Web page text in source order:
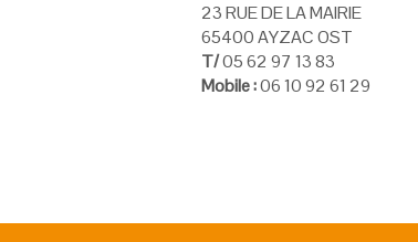
23 RUE DE LA MAIRIE
65400 AYZAC OST
T/05 62 97 13 83
Mobile :06 10 92 61 29